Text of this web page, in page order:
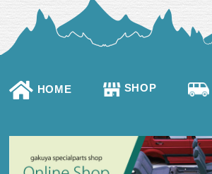
HOME SHOP